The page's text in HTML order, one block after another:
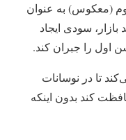
(معکوس) به عنوان
سودی ایجاد
اول را جبران کند.
تا در نوسانات
کند بدون اینکه